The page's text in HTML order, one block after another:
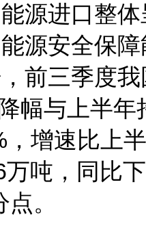
源进口整
源安全保
前三季度
幅与上半
，增速比上
吨，同比
。